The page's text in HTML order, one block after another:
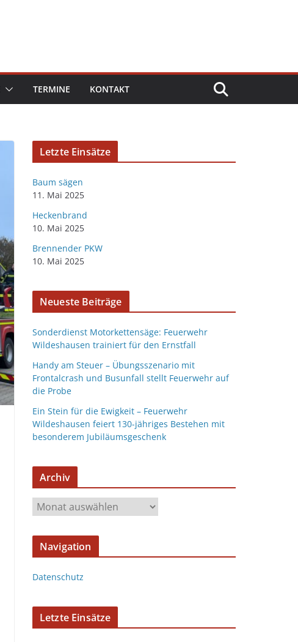
TERMINE KONTAKT
Letzte Einsätze
Baum sägen
11. Mai 2025
Heckenbrand
10. Mai 2025
Brennender PKW
10. Mai 2025
Neueste Beiträge
Sonderdienst Motorkettensäge: Feuerwehr
Wildeshausen trainiert für den Ernstfall
Handy am Steuer – Übungsszenario mit
Frontalcrash und Busunfall stellt Feuerwehr auf
die Probe
Ein Stein für die Ewigkeit – Feuerwehr
Wildeshausen feiert 130-jähriges Bestehen mit
besonderem Jubiläumsgeschenk
Archiv
Navigation
Datenschutz
Letzte Einsätze